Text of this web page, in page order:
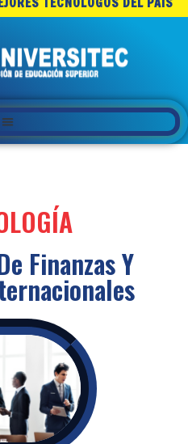
Finanzas Y